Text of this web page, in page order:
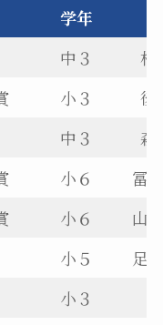
学年
中３
村
小３
後
中３
森
小６
冨
小６
山
小５
足
小３